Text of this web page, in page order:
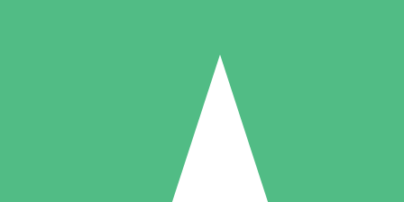
Packs de Crédits Individuels
à l'utilisation avec des crédits de téléchargement. Sans engagement
5 Téléchargements
US$